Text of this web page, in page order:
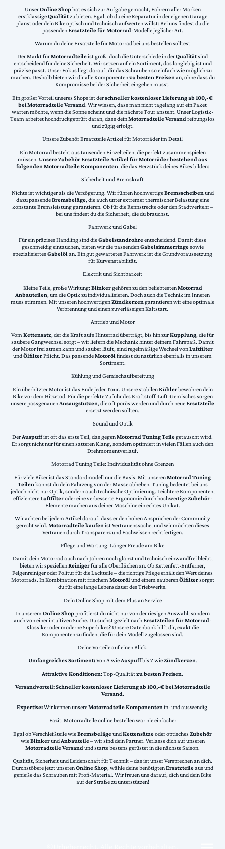
UnserOnline Shophat es sich zur Aufgabe gemacht, Fahrern aller Marken
erstklassigeQualitätzu bieten. Egal, ob du eine Reparatur in der eigenen Garage
planst oder dein Bike optisch und technisch aufwerten willst: Bei uns findest du die
passendenErsatzteile für Motorrad-Modelle jeglicher Art.
Warum du deine Ersatzteile für Motorrad bei uns bestellen solltest
Der Markt fürMotorradteileist groß, doch die Unterschiede in derQualitätsind
entscheidend für deine Sicherheit. Wir setzen auf ein Sortiment, das langlebig ist und
präzise passt. Unser Fokus liegt darauf, dir das Schrauben so einfach wie möglich zu
machen. Deshalb bieten wir dir alle Komponentenzu besten Preisenan, ohne dass du
Kompromisse bei der Sicherheit eingehen musst.
Ein großer Vorteil unseres Shops ist derschneller kostenloser Lieferung ab 100,-€
bei Motorradteile Versand. Wir wissen, dass man nicht tagelang auf ein Paket
warten möchte, wenn die Sonne scheint und die nächste Tour ansteht. Unser Logistik-
Team arbeitet hochdruckgeprüft daran, dass deinMotorradteile Versand reibungslos
und zügig erfolgt.
Unsere Zubehör Ersatzteile Artikel für Motorräder im Detail
Ein Motorrad besteht aus tausenden Einzelteilen, die perfekt zusammenspielen
müssen. Unsere Zubehör Ersatzteile Artikel für Motorräder bestehend aus
folgenden Motorradteile Komponenten, die das Herzstück deines Bikes bilden:
Sicherheit und Bremskraft
Nichts ist wichtiger als die Verzögerung. Wir führen hochwertigeBremsscheiben und
dazu passendeBremsbeläge, die auch unter extremer thermischer Belastung eine
konstante Bremsleistung garantieren. Ob für die Rennstrecke oder den Stadtverkehr –
bei uns findest du die Sicherheit, die du brauchst.
Fahrwerk und Gabel
Für ein präzises Handling sind dieGabelstandrohreentscheidend. Damit diese
geschmeidig eintauchen, bieten wir die passendenGabelsimmerringesowie
spezialisiertesGabelölan. Ein gut gewartetes Fahrwerk ist die Grundvoraussetzung
für Kurvenstabilität.
Elektrik und Sichtbarkeit
Kleine Teile, große Wirkung: Blinkergehören zu den beliebtestenMotorrad
Anbauteilen, um die Optik zu individualisieren. Doch auch die Technik im Inneren
muss stimmen. Mit unseren hochwertigenZündkerzen garantieren wir eine optimale
Verbrennung und einen zuverlässigen Kaltstart.
Antrieb und Motor
VomKettensatz, der die Kraft aufs Hinterrad überträgt, bis hin zurKupplung, die für
saubere Gangwechsel sorgt – wir liefern die Mechanik hinter deinem Fahrspaß. Damit
der Motor frei atmen kann und sauber läuft, sind regelmäßige Wechsel vonLuftfilter
undÖlfilterPflicht. Das passendeMotorölfindest du natürlich ebenfalls in unserem
Sortiment.
Kühlung und Gemischaufbereitung
Ein überhitzter Motor ist das Ende jeder Tour. Unsere stabilenKühlerbewahren dein
Bike vor dem Hitzetod. Für die perfekte Zufuhr des Kraftstoff-Luft-Gemisches sorgen
unsere passgenauenAnsaugstutzen, die oft porös werden und durch neueErsatzteile
ersetzt werden sollten.
Sound und Optik
DerAuspuffist oft das erste Teil, das gegenMotorrad Tuning Teilegetauscht wird.
Er sorgt nicht nur für einen satteren Klang, sondern optimiert in vielen Fällen auch den
Drehmomentverlauf.
Motorrad Tuning Teile: Individualität ohne Grenzen
Für viele Biker ist das Standardmodell nur die Basis. Mit unserenMotorrad Tuning
Teilen kannst du dein Fahrzeug von der Masse abheben. Tuning bedeutet bei uns
jedoch nicht nur Optik, sondern auch technische Optimierung. Leichtere Komponenten,
effizientereLuftfilteroder eine verbesserte Ergonomie durch hochwertigeZubehör-
Elemente machen aus deiner Maschine ein echtes Unikat.
Wir achten bei jedem Artikel darauf, dass er den hohen Ansprüchen der Community
gerecht wird. Motorradteile kaufen ist Vertrauenssache, und wir möchten dieses
Vertrauen durch Transparenz und Fachwissen rechtfertigen.
Pflege und Wartung: Länger Freude am Bike
Damit dein Motorrad auch nach Jahren noch glänzt und technisch einwandfrei bleibt,
bieten wir speziellenReinigerfür alle Oberflächen an. Ob Kettenfett-Entferner,
Felgenreiniger oder Politur für die Lackteile – die richtige Pflege erhält den Wert deines
Motorrads. In Kombination mit frischemMotorölund einem sauberenÖlfiltersorgst
du für eine lange Lebensdauer des Triebwerks.
Dein Online Shop mit dem Plus an Service
In unserem Online Shopprofitierst du nicht nur von der riesigen Auswahl, sondern
auch von einer intuitiven Suche. Du suchst gezielt nachErsatzteilen für Motorrad-
Klassiker oder moderne Superbikes? Unsere Datenbank hilft dir, exakt die
Komponenten zu finden, die für dein Modell zugelassen sind.
Deine Vorteile auf einen Blick:
Umfangreiches Sortiment:Von A wieAuspuffbis Z wieZündkerzen.
Attraktive Konditionen:Top-Qualitätzu besten Preisen.
Versandvorteil:Schneller kostenloser Lieferung ab 100,-€ bei Motorradteile
Versand.
Expertise:Wir kennen unsereMotorradteile Komponentenin- und auswendig.
Fazit: Motorradteile online bestellen war nie einfacher
Egal ob Verschleißteile wieBremsbelägeundKettensätzeoder optischesZubehör
wieBlinkerundAnbauteile– wir sind dein Partner. Verlasse dich auf unseren
Motorradteile Versand und starte bestens gerüstet in die nächste Saison.
Qualität, Sicherheit und Leidenschaft für Technik – das ist unser Versprechen an dich.
Durchstöbere jetzt unserenOnline Shop, wähle deine benötigtenErsatzteileaus und
genieße das Schrauben mit Profi-Material. Wir freuen uns darauf, dich und dein Bike
auf der Straße zu unterstützen!